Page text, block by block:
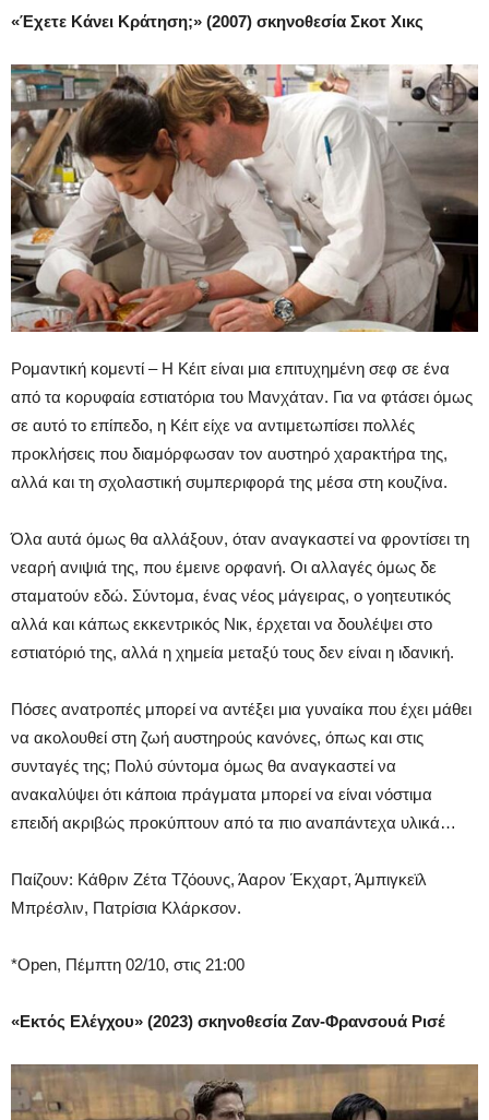
«Έχετε Κάνει Κράτηση;» (2007) σκηνοθεσία Σκοτ Χικς
Ρομαντική κομεντί – Η Κέιτ είναι μια επιτυχημένη σεφ σε ένα
από τα κορυφαία εστιατόρια του Μανχάταν. Για να φτάσει όμως
σε αυτό το επίπεδο, η Κέιτ είχε να αντιμετωπίσει πολλές
προκλήσεις που διαμόρφωσαν τον αυστηρό χαρακτήρα της,
αλλά και τη σχολαστική συμπεριφορά της μέσα στη κουζίνα.
Όλα αυτά όμως θα αλλάξουν, όταν αναγκαστεί να φροντίσει τη
νεαρή ανιψιά της, που έμεινε ορφανή. Οι αλλαγές όμως δε
σταματούν εδώ. Σύντομα, ένας νέος μάγειρας, ο γοητευτικός
αλλά και κάπως εκκεντρικός Νικ, έρχεται να δουλέψει στο
εστιατόριό της, αλλά η χημεία μεταξύ τους δεν είναι η ιδανική.
Πόσες ανατροπές μπορεί να αντέξει μια γυναίκα που έχει μάθει
να ακολουθεί στη ζωή αυστηρούς κανόνες, όπως και στις
συνταγές της; Πολύ σύντομα όμως θα αναγκαστεί να
ανακαλύψει ότι κάποια πράγματα μπορεί να είναι νόστιμα
επειδή ακριβώς προκύπτουν από τα πιο αναπάντεχα υλικά…
Παίζουν: Κάθριν Ζέτα Τζόουνς, Άαρον Έκχαρτ, Άμπιγκεϊλ
Μπρέσλιν, Πατρίσια Κλάρκσον.
*Open, Πέμπτη 02/10, στις 21:00
«Εκτός Ελέγχου» (2023) σκηνοθεσία Ζαν-Φρανσουά Ρισέ